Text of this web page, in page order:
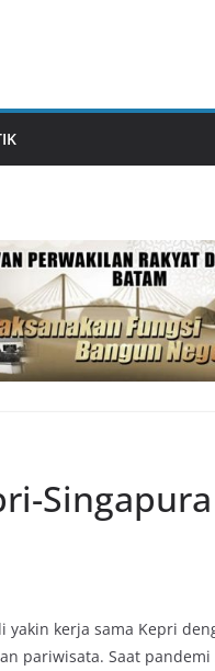
Singapura
yakin kerja sama Kepri
pariwisata. Saat pandemi